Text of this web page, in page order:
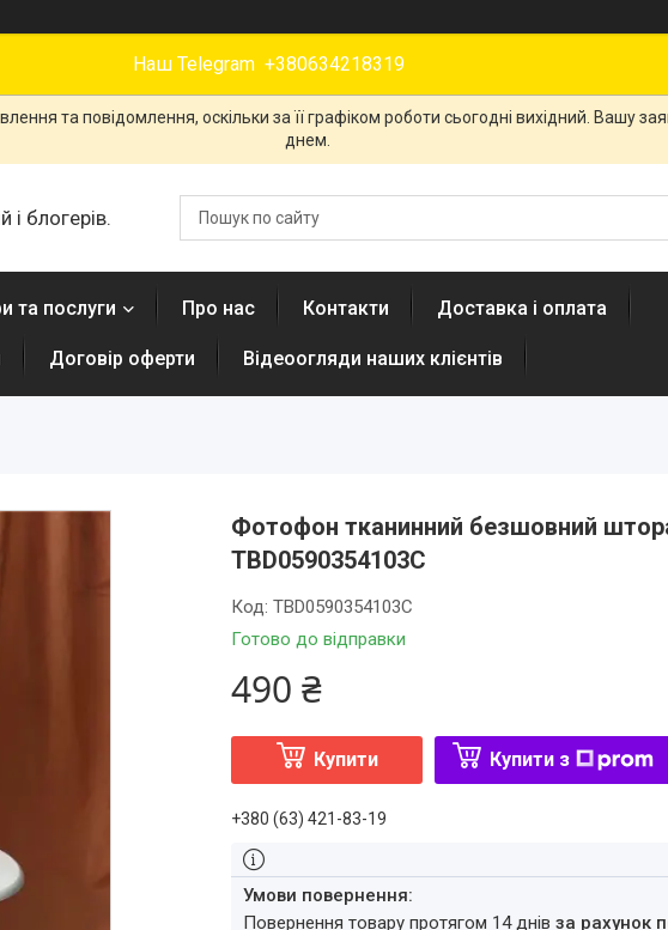
Наш Telegram +380634218319
та повідомлення, оскільки за її графіком роботи сьогодні вихідний. Вашу
днем.
блогерів.
та послуги Про нас Контакти Доставка і оплата
Договір оферти Відеоогляди наших клієнтів
Фотофон тканинний безшовний
TBD0590354103C
Готово до відправки
Код:TBD0590354103C
490 ₴
Купити Купити з
+380 (63) 421-83-19
повернення товару протягом 14 днівза рахунок